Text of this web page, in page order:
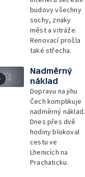
budovy všechny
sochy, znaky
měst a vitráže.
Renovací prošla
také střecha.
Nadměrný
náklad
Dopravu na jihu
Čech komplikuje
nadměrný náklad.
Dnes přes dvě
hodiny blokoval
cestu ve
Lhenicích na
Prachaticku.